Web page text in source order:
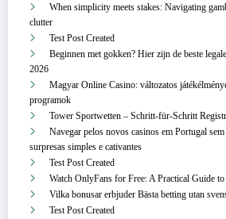
When simplicity meets stakes: Navigating
clutter
Test Post Created
Beginnen met gokken? Hier zijn de beste
2026
Magyar Online Casino: változatos
programok
Tower Sportwetten – Schritt‑für‑Schritt
Navegar pelos novos casinos em Portugal
surpresas simples e cativantes
Test Post Created
Watch OnlyFans for Free: A Practical Guide
Vilka bonusar erbjuder Bästa betting utan
Test Post Created